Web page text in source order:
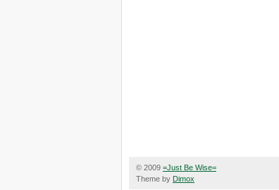
© 2009 =Just Be Wise=
Theme by Dimox